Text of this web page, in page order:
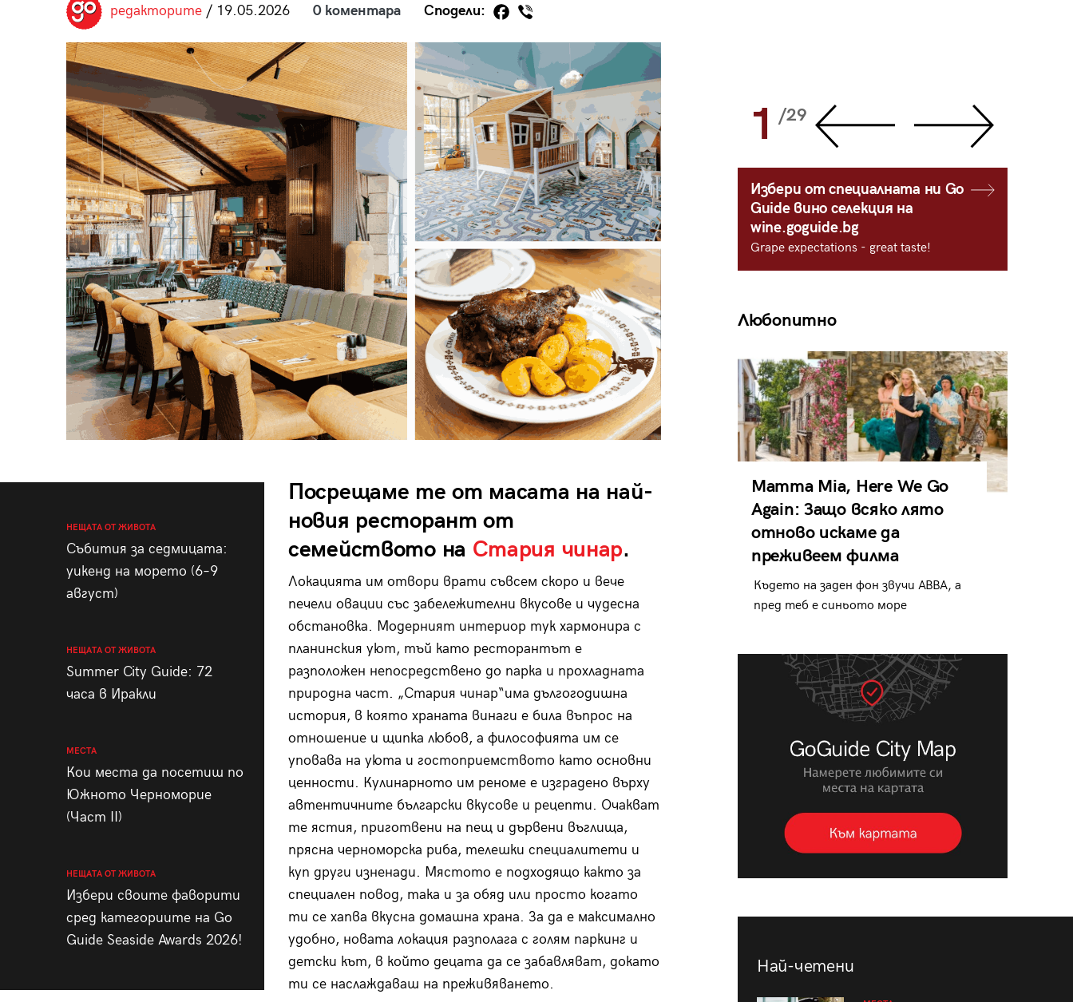
редакторите/ 19.05.2026 0 коментара Сподели:
НЕЩАТА ОТ ЖИВОТА
Събития за седмицата:
уикенд на морето (6–9
август)
НЕЩАТА ОТ ЖИВОТА
Summer City Guide: 72
часа в Иракли
МЕСТА
Кои места да посетиш по
Южното Черноморие
(Част II)
НЕЩАТА ОТ ЖИВОТА
Избери своите фаворити
сред категориите на Go
Guide Seaside Awards 2026!
Посрещаме те от масата на най-
новия ресторант от
семейството на Стария чинар.
Локацията им отвори врати съвсем скоро и вече
печели овации със забележителни вкусове и чудесна
обстановка. Модерният интериор тук хармонира с
планинския уют, тъй като ресторантът е
разположен непосредствено до парка и прохладната
природна част. „Стария чинар“има дългогодишна
история, в която храната винаги е била въпрос на
отношение и щипка любов, а философията им се
уповава на уюта и гостоприемството като основни
ценности. Кулинарното им реноме е изградено върху
автентичните български вкусове и рецепти. Очакват
те ястия, приготвени на пещ и дървени въглища,
прясна черноморска риба, телешки специалитети и
куп други изненади. Мястото е подходящо както за
специален повод, така и за обяд или просто когато
ти се хапва вкусна домашна храна. За да е максимално
удобно, новата локация разполага с голям паркинг и
детски кът, в който децата да се забавляват, докато
ти се наслаждаваш на преживяването.
28/29 29/29 1 /29
Избери от специалната ни Go
Guide вино селекция на
wine.goguide.bg
Grape expectations - great taste!
Любопитно
Mamma Mia, Here We Go
Again: Защо всяко лято
отново искаме да
преживеем филма
Където на заден фон звучи ABBA, а
пред теб е синьото море
Най-четени